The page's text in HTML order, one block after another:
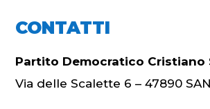
CONTATTI
Partito Democratico Cristiano
Via delle Scalette 6 – 47890